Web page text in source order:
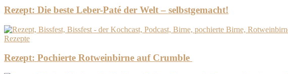
Rezept: Die beste Leber-Paté der Welt – selbstgemacht!
Rezepte
Rezept: Pochierte Rotweinbirne auf Crumble